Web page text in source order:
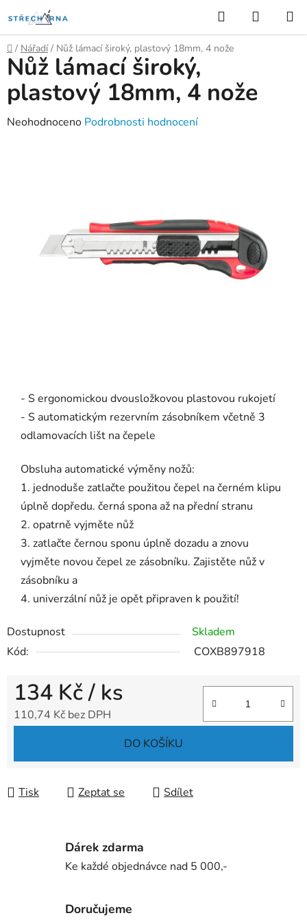
na
obsah
Hledat
KOŠÍK
Domů
/ Nářadí / Nůž lámací široký, plastový 18mm, 4 nože
- S ergonomickou dvousložkovou plastovou rukojetí
- S automatickým rezervním zásobníkem včetně 3
odlamovacích lišt na čepele
Obsluha automatické výměny nožů:
1. jednoduše zatlačte použitou čepel na černém klipu
úplně dopředu. černá spona až na přední stranu
2. opatrně vyjměte nůž
3. zatlačte černou sponu úplně dozadu a znovu
vyjměte novou čepel ze zásobníku. Zajistěte nůž v
zásobníku a
4. univerzální nůž je opět připraven k použití!
Dostupnost
Skladem
Kód:
COXB897918
134 Kč/ ks
110,74 Kč bez DPH
DO KOŠÍKU
Tisk Zeptat se Sdílet
Nůž lámací široký,
plastový 18mm, 4 nože
Průměrné
hvězdiček.
Neohodnoceno Podrobnosti hodnocení
Dárek zdarma
Ke každé objednávce nad 5 000,-
Doručujeme